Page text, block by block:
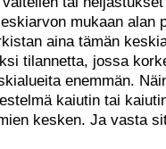
mukaan alan
aina tämän
tilannetta, jossa
enemmän.
kaiutin tai
kesken. Ja vasta